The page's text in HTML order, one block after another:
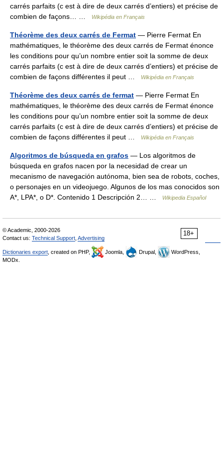
carrés parfaits (c est à dire de deux carrés d’entiers) et précise de
combien de façons… …
Wikipédia en Français
Théorème des deux carrés de Fermat — Pierre Fermat En
mathématiques, le théorème des deux carrés de Fermat énonce
les conditions pour qu’un nombre entier soit la somme de deux
carrés parfaits (c est à dire de deux carrés d’entiers) et précise de
combien de façons différentes il peut …
Wikipédia en Français
Théorème des deux carrés de fermat — Pierre Fermat En
mathématiques, le théorème des deux carrés de Fermat énonce
les conditions pour qu’un nombre entier soit la somme de deux
carrés parfaits (c est à dire de deux carrés d’entiers) et précise de
combien de façons différentes il peut …
Wikipédia en Français
Algoritmos de búsqueda en grafos — Los algoritmos de
búsqueda en grafos nacen por la necesidad de crear un
mecanismo de navegación autónoma, bien sea de robots, coches,
o personajes en un videojuego. Algunos de los mas conocidos son
A*, LPA*, o D*. Contenido 1 Descripción 2… …
Wikipedia Español
18+
© Academic, 2000-2026
Contact us: Technical Support Advertising
Dictionaries export , created on PHP, Joomla, Drupal,
WordPress,
MODx.